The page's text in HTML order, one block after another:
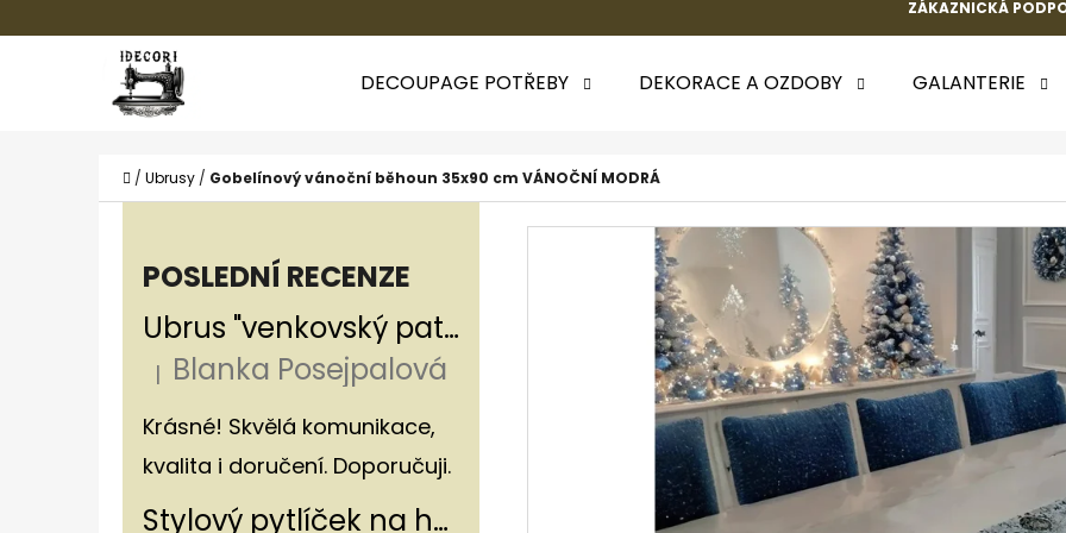
ZÁKAZNICKÁ
DECOUPAGE POTŘEBY DEKORACE A OZDOBY GALANTERIE
Domů
/ Ubrusy / Gobelínový vánoční běhoun 35x90 cm VÁNOČNÍ MODRÁ
POSLEDNÍ RECENZE
Ubrus "venkovský patchwork"
Hodnocení produktu je 5 z 5 hvězdiček.
| Blanka Posejpalová
Krásné! Skvělá komunikace,
kvalita i doručení. Doporučuji.
Stylový pytlíček na houby v rustikálním stylu
Zpět
obchodu
Zpět
obchodu
DOPORUČUJEME